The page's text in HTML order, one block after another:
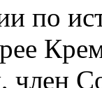
по
член